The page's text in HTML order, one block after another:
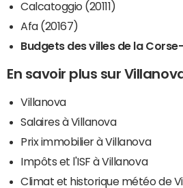
Calcatoggio (20111)
Afa (20167)
Budgets des villes de la
En savoir plus sur
Villanova
Salaires à Villanova
Prix immobilier à Villanova
Impôts et l'ISF à Villanova
Climat et historique météo de